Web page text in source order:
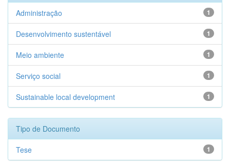
1
Administração
1
Desenvolvimento sustentável
1
Meio ambiente
1
Serviço social
1
Sustainable local development
Tipo de Documento
1
Tese